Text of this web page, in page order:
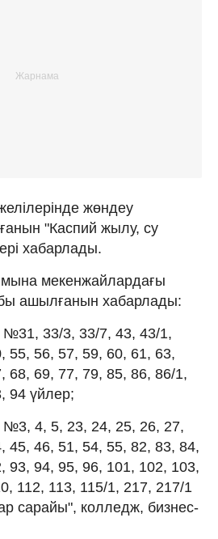
жөндеу
"Каспий жылу, су
хабарлады.
мекенжайлардағы
ашылғанын хабарлады:
33/3, 33/7, 43, 43/1,
55, 56, 57, 59, 60, 61, 63,
68, 69, 77, 79, 85, 86, 86/1,
94 үйлер;
4, 5, 23, 24, 25, 26, 27,
45, 46, 51, 54, 55, 82, 83, 84,
93, 94, 95, 96, 101, 102, 103,
112, 113, 115/1, 217, 217/1
сарайы", колледж, бизнес-